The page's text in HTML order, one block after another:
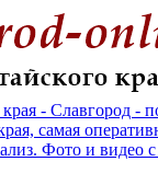
- Славгород -
самая
Фото и видео